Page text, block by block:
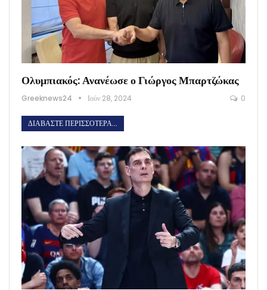
Ολυμπιακός: Ανανέωσε ο Γιώργος Μπαρτζώκας
Greeknews24 Ιούν 28, 2024 0
ΔΙΑΒΆΣΤΕ ΠΕΡΙΣΣΌΤΕΡΑ...